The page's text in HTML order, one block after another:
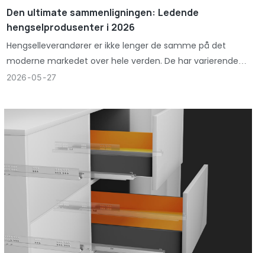
Den ultimate sammenligningen: Ledende
hengselprodusenter i 2026
Hengselleverandører er ikke lenger de samme på det
moderne markedet over hele verden. De har varierende
ytelsesnivåer som imøtekommer ulike produksjonskrav.
2026 05 27